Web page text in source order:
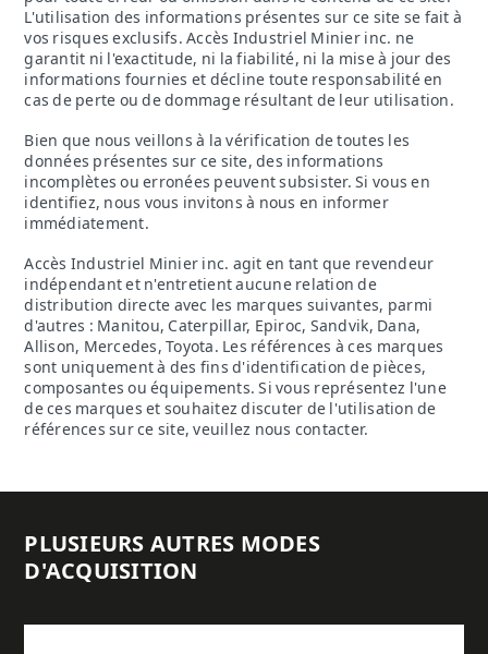
L'utilisation des informations présentes sur ce site se fait à
vos risques exclusifs. Accès Industriel Minier inc. ne
garantit ni l'exactitude, ni la fiabilité, ni la mise à jour des
informations fournies et décline toute responsabilité en
cas de perte ou de dommage résultant de leur utilisation.
Bien que nous veillons à la vérification de toutes les
données présentes sur ce site, des informations
incomplètes ou erronées peuvent subsister. Si vous en
identifiez, nous vous invitons à nous en informer
immédiatement.
Accès Industriel Minier inc. agit en tant que revendeur
indépendant et n'entretient aucune relation de
distribution directe avec les marques suivantes, parmi
d'autres : Manitou, Caterpillar, Epiroc, Sandvik, Dana,
Allison, Mercedes, Toyota. Les références à ces marques
sont uniquement à des fins d'identification de pièces,
composantes ou équipements. Si vous représentez l'une
de ces marques et souhaitez discuter de l'utilisation de
références sur ce site, veuillez nous contacter.
PLUSIEURS AUTRES MODES
D'ACQUISITION